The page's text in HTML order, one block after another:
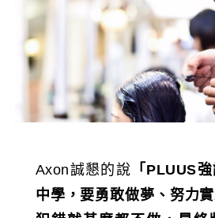
Axon誠懇的說 「PLUUS
中學，要勇敢做夢、努力